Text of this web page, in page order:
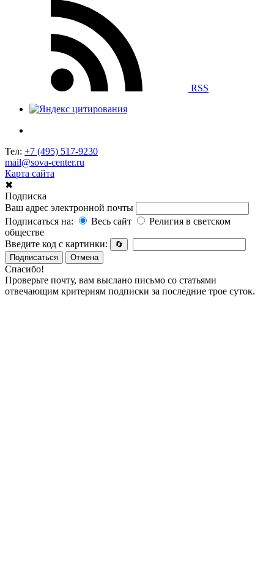
RSS
Тел: +7 (495) 517-9230
mail@sova-center.ru
Карта сайта
✖
Подписка
Ваш адрес электронной почты
Подписаться на:
Весь сайт
Религия в светском
обществе
Введите код с картинки:
🔄
Подписаться
Отмена
Спасибо!
Проверьте почту, вам выслано письмо со статьями
отвечающим критериям подписки за последние трое суток.